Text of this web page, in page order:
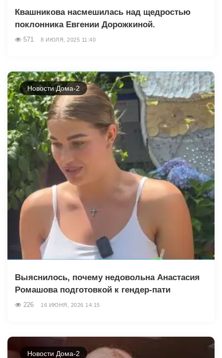
Квашникова насмешилась над щедростью
поклонника Евгении Дорожкиной.
571 8 ИЮЛЯ, 2025 11:40
Новости Дома-2
Выяснилось, почему недовольна Анастасия
Ромашова подготовкой к гендер-пати
226 16 ИЮНЯ, 2026 14:15
Новости Дома-2